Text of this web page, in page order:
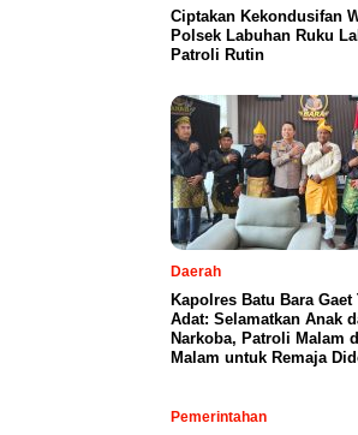
Ciptakan Kekondusifan
Polsek Labuhan Ruku
Patroli Rutin
Daerah
Kapolres Batu Bara Gaet
Adat: Selamatkan Anak
Narkoba, Patroli Malam
Malam untuk Remaja
Pemerintahan